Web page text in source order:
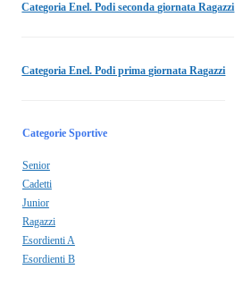
Categoria Enel. Podi seconda giornata Ragazzi
Categoria Enel. Podi prima giornata Ragazzi
Categorie Sportive
Senior
Cadetti
Junior
Ragazzi
Esordienti A
Esordienti B